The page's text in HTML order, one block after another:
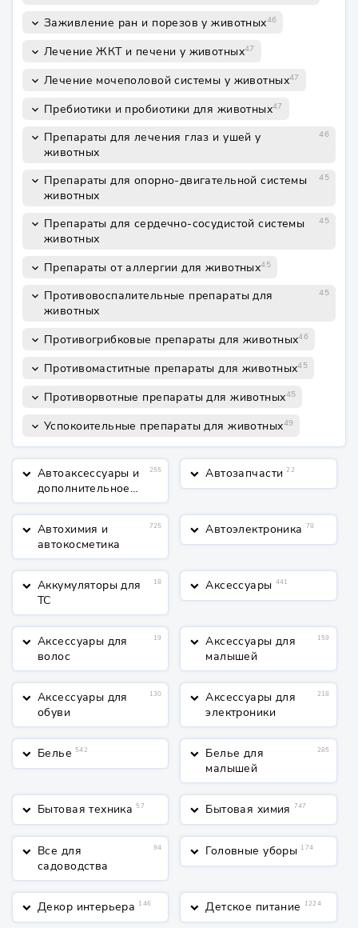
keyboard_arrow_down Заживление ран и порезов у животных46
keyboard_arrow_down Лечение ЖКТ и печени у животных47
keyboard_arrow_down Лечение мочеполовой системы у животных47
keyboard_arrow_down Пребиотики и пробиотики для животных47
keyboard_arrow_down Препараты для лечения глаз и ушей у
животных
46
keyboard_arrow_down Препараты для опорно-двигательной системы
животных
45
keyboard_arrow_down Препараты для сердечно-сосудистой системы
животных
45
keyboard_arrow_down Препараты от аллергии для животных45
keyboard_arrow_down Противовоспалительные препараты для
животных
45
keyboard_arrow_down Противогрибковые препараты для животных46
keyboard_arrow_down Противомаститные препараты для животных45
keyboard_arrow_down Противорвотные препараты для животных45
keyboard_arrow_down Успокоительные препараты для животных49
keyboard_arrow_down Автоаксессуары и
дополнительное
оборудование
255 keyboard_arrow_down Автозапчасти 22
keyboard_arrow_down Автохимия и
автокосметика
725 keyboard_arrow_down Автоэлектроника 78
keyboard_arrow_down Аккумуляторы для
ТС
18 keyboard_arrow_down Аксессуары 441
keyboard_arrow_down Аксессуары для
волос
19 keyboard_arrow_down Аксессуары для
малышей
159
keyboard_arrow_down Аксессуары для
обуви
130 keyboard_arrow_down Аксессуары для
электроники
218
keyboard_arrow_down Белье 542 keyboard_arrow_down Белье для
малышей
285
keyboard_arrow_down Бытовая техника 57 keyboard_arrow_down Бытовая химия 747
keyboard_arrow_down Все для
садоводства
94 keyboard_arrow_down Головные уборы 174
keyboard_arrow_down Декор интерьера 146 keyboard_arrow_down Детское питание 1224